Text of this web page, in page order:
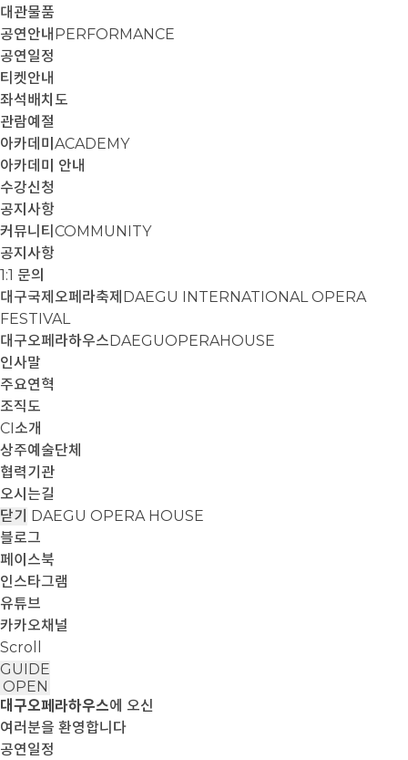
대관물품
공연안내 PERFORMANCE
공연일정
티켓안내
좌석배치도
관람예절
아카데미 ACADEMY
아카데미 안내
수강신청
공지사항
커뮤니티 COMMUNITY
공지사항
1:1 문의
대구국제오페라축제 DAEGU INTERNATIONAL OPERA
FESTIVAL
대구오페라하우스DAEGUOPERAHOUSE
인사말
주요연혁
조직도
CI소개
상주예술단체
협력기관
오시는길
닫기 DAEGU OPERA HOUSE
블로그
페이스북
인스타그램
유튜브
카카오채널
Scroll
GUIDE
OPEN
대구오페라하우스에 오신
여러분을 환영합니다
공연일정